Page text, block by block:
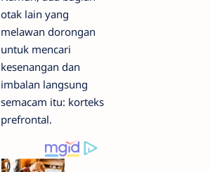
otak lain yang
melawan dorongan
untuk mencari
kesenangan dan
imbalan langsung
semacam itu: korteks
prefrontal.